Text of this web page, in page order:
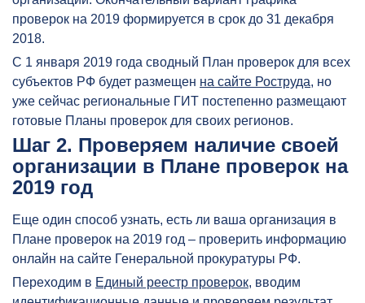
проверок на 2019 формируется в срок до 31 декабря
2018.
С 1 января 2019 года сводный План проверок для всех
субъектов РФ будет размещен на сайте Роструда, но
уже сейчас региональные ГИТ постепенно размещают
готовые Планы проверок для своих регионов.
Шаг 2. Проверяем наличие своей
организации в Плане проверок на
2019 год
Еще один способ узнать, есть ли ваша организация в
Плане проверок на 2019 год – проверить информацию
онлайн на сайте Генеральной прокуратуры РФ.
Переходим в Единый реестр проверок, вводим